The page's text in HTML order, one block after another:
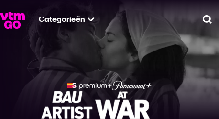
Categorieën
Bau: Artist at War